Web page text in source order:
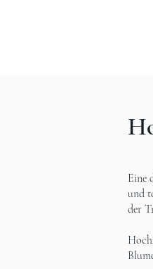
Eine
und
der